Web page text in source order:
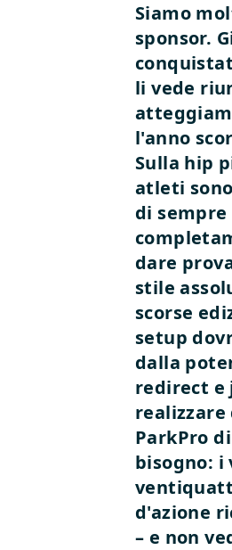
Siamo
sponsor.
li vede
l'anno
Sulla hip
atleti
di sempre
dare
stile
scorse
setup
dalla
redirect e
realizzare
ParkPro
bisogno: i
d'azione
– e non